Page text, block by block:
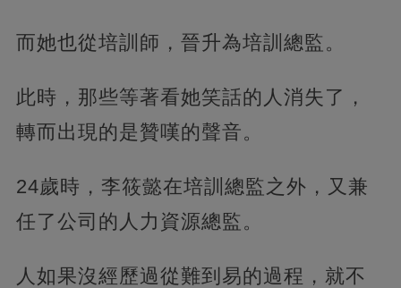
而她也從培訓師，晉升為培訓總監。
此時，那些等著看她笑話的人消失了，
轉而出現的是贊嘆的聲音。
24歲時，李筱懿在培訓總監之外，又兼
任了公司的人力資源總監。
人如果沒經歷過從難到易的過程，就不